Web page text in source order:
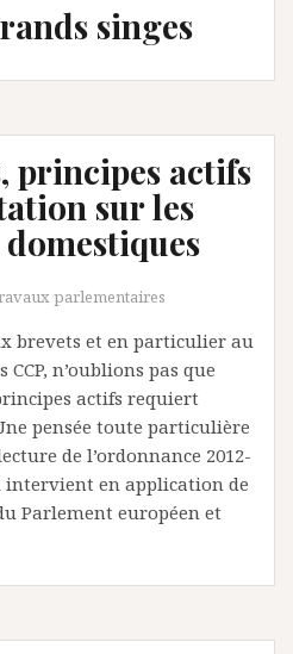
singes
principes actifs
sur les
parlementaires
brevets et en particulier au
n’oublions pas que
actifs requiert
pensée toute particulière
de l’ordonnance 2012-
intervient en application de
Parlement européen et